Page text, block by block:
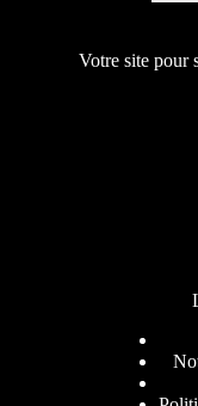
Votre site pour